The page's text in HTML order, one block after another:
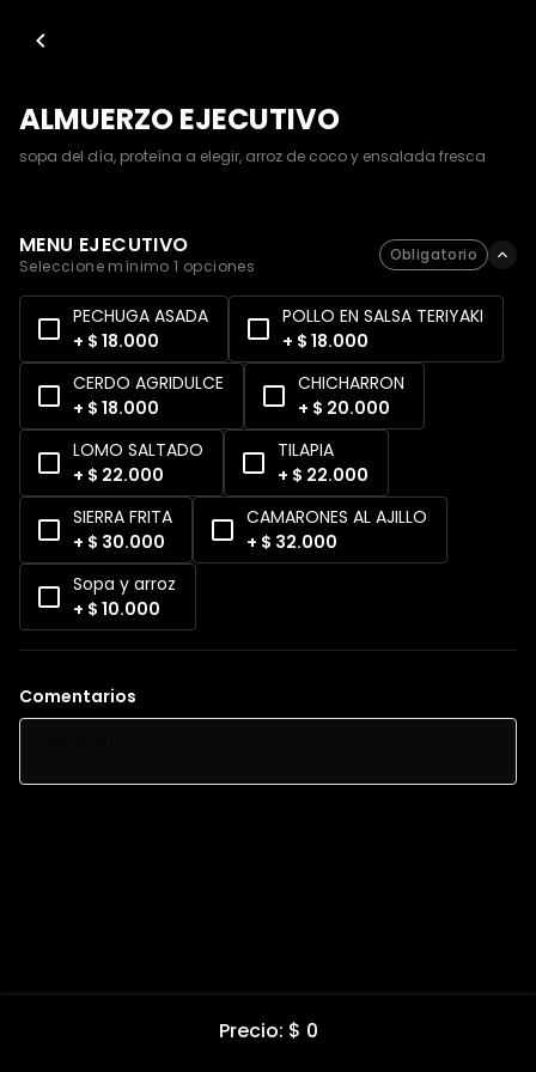
ALMUERZO EJECUTIVO
sopa del día, proteína a elegir, arroz de coco y ensalada fresca
MENU EJECUTIVO
Seleccione mínimo 1 opciones
Obligatorio
PECHUGA ASADA
+ $ 18.000
POLLO EN SALSA TERIYAKI
+ $ 18.000
CERDO AGRIDULCE
+ $ 18.000
CHICHARRON
+ $ 20.000
LOMO SALTADO
+ $ 22.000
TILAPIA
+ $ 22.000
SIERRA FRITA
+ $ 30.000
CAMARONES AL AJILLO
+ $ 32.000
Sopa y arroz
+ $ 10.000
Comentarios
Precio: $ 0